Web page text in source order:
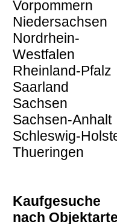
Vorpommern
Niedersachsen
Nordrhein-
Westfalen
Rheinland-Pfalz
Saarland
Sachsen
Sachsen-Anhalt
Schleswig-
Thueringen
Kaufgesuche
nach